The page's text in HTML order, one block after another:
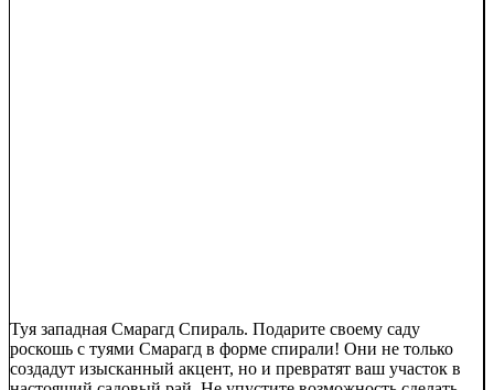
Туя западная Смарагд Спираль. Подарите своему саду
роскошь с туями Смарагд в форме спирали! Они не только
создадут изысканный акцент, но и превратят ваш участок в